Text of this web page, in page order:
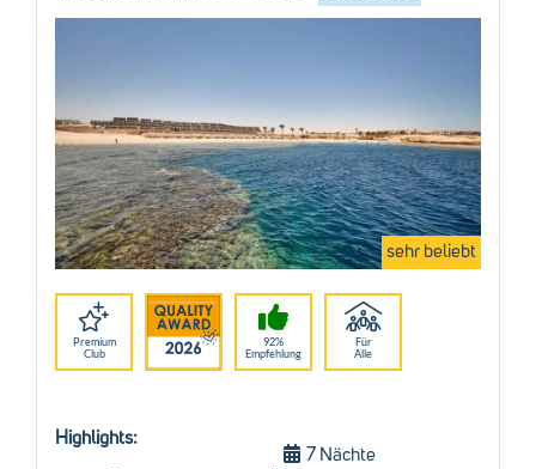
sehr beliebt
Premium
Club
92%
Empfehlung
Für
Alle
Highlights:
7 Nächte